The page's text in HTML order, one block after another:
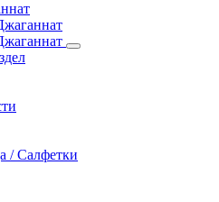
/ Салфетки